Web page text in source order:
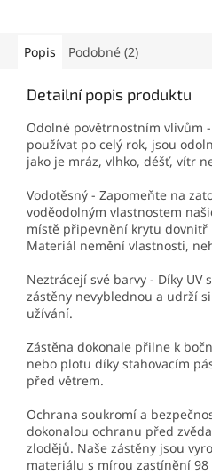
Popis Podobné (2)
Detailní popis produktu
Odolné povětrnostním vlivům
používat po celý rok, jsou
jako je mráz, vlhko, déšť, vítr
Vodotěsný - Zapomeňte na
voděodolným vlastnostem
místě připevnění krytu dovnitř
Materiál nemění vlastnosti,
Neztrácejí své barvy - Díky
zástěny nevyblednou a udrží
užívání.
Zástěna dokonale přilne k
nebo plotu díky stahovacím
před větrem.
Ochrana soukromí a
dokonalou ochranu před
zlodějů. Naše zástěny jsou
materiálu s mírou zastínění 98